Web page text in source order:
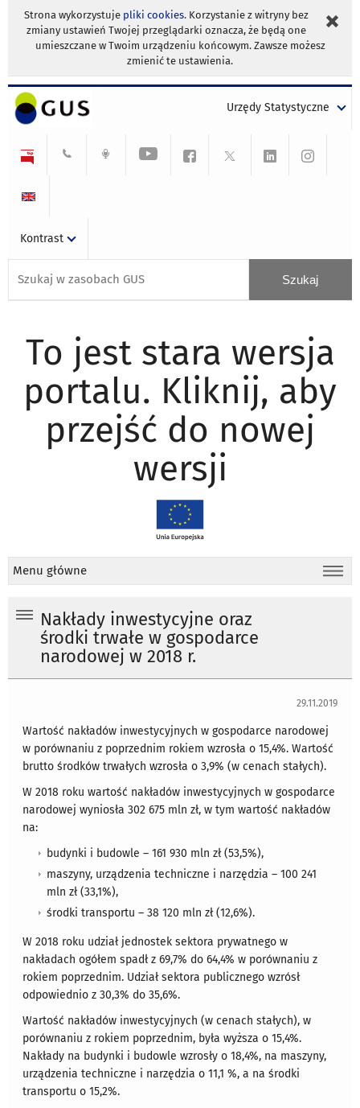
Strona wykorzystuje pliki cookies. Korzystanie z witryny bez
zmiany ustawień Twojej przeglądarki oznacza, że będą one
umieszczane w Twoim urządzeniu końcowym. Zawsze możesz
zmienić te ustawienia.
Urzędy Statystyczne
Kontrast
To jest stara wersja
portalu. Kliknij, aby
przejść do nowej
wersji
Menu główne
Nakłady inwestycyjne oraz
środki trwałe w gospodarce
narodowej w 2018 r.
29.11.2019
Wartość nakładów inwestycyjnych w gospodarce narodowej
w porównaniu z poprzednim rokiem wzrosła o 15,4%. Wartość
brutto środków trwałych wzrosła o 3,9% (w cenach stałych).
W 2018 roku wartość nakładów inwestycyjnych w gospodarce
narodowej wyniosła 302 675 mln zł, w tym wartość nakładów
na:
budynki i budowle – 161 930 mln zł (53,5%),
maszyny, urządzenia techniczne i narzędzia – 100 241
mln zł (33,1%),
środki transportu – 38 120 mln zł (12,6%).
W 2018 roku udział jednostek sektora prywatnego w
nakładach ogółem spadł z 69,7% do 64,4% w porównaniu z
rokiem poprzednim. Udział sektora publicznego wzrósł
odpowiednio z 30,3% do 35,6%.
Wartość nakładów inwestycyjnych (w cenach stałych), w
porównaniu z rokiem poprzednim, była wyższa o 15,4%.
Nakłady na budynki i budowle wzrosły o 18,4%, na maszyny,
urządzenia techniczne i narzędzia o 11,1 %, a na środki
transportu o 15,2%.